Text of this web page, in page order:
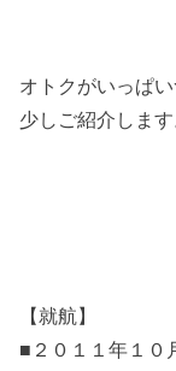
オトクがいっぱ
少しご紹介します
【就航】
■２０１１年１０